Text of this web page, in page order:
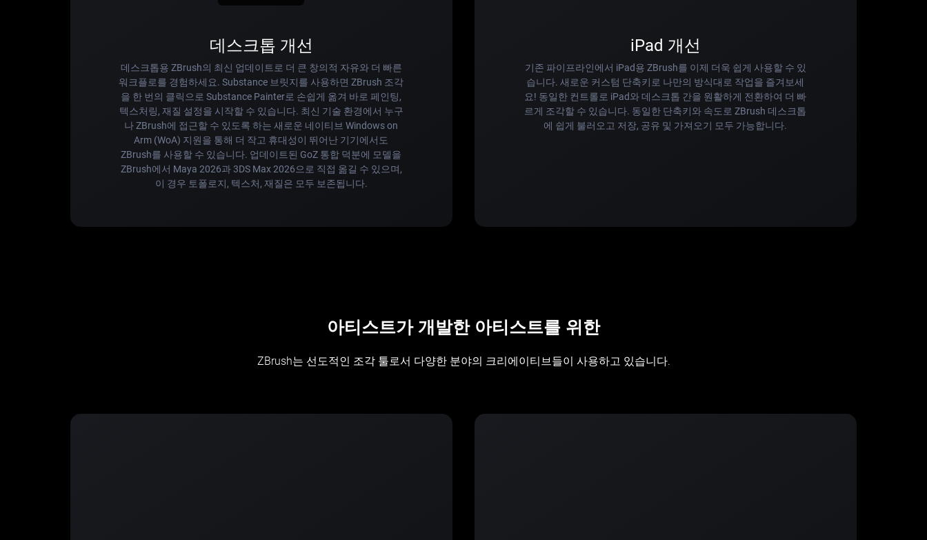
데스크톱 개선
데스크톱용 ZBrush의 최신 업데이트로 더 큰 창의적 자유와 더 빠른
워크플로를 경험하세요. Substance 브릿지를 사용하면 ZBrush 조각
을 한 번의 클릭으로 Substance Painter로 손쉽게 옮겨 바로 페인팅,
텍스처링, 재질 설정을 시작할 수 있습니다. 최신 기술 환경에서 누구
나 ZBrush에 접근할 수 있도록 하는 새로운 네이티브 Windows on
Arm (WoA) 지원을 통해 더 작고 휴대성이 뛰어난 기기에서도
ZBrush를 사용할 수 있습니다. 업데이트된 GoZ 통합 덕분에 모델을
ZBrush에서 Maya 2026과 3DS Max 2026으로 직접 옮길 수 있으며,
이 경우 토폴로지, 텍스처, 재질은 모두 보존됩니다.
iPad 개선
기존 파이프라인에서 iPad용 ZBrush를 이제 더욱 쉽게 사용할 수 있
습니다. 새로운 커스텀 단축키로 나만의 방식대로 작업을 즐겨보세
요! 동일한 컨트롤로 iPad와 데스크톱 간을 원활하게 전환하여 더 빠
르게 조각할 수 있습니다. 동일한 단축키와 속도로 ZBrush 데스크톱
에 쉽게 불러오고 저장, 공유 및 가져오기 모두 가능합니다.
아티스트가 개발한 아티스트를 위한
ZBrush는 선도적인 조각 툴로서 다양한 분야의 크리에이티브들이 사용하고 있습니다.